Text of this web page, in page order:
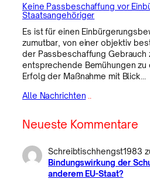
Keine Passbeschaffung vor
Staatsangehöriger
Es ist für einen
zumutbar, von einer objektiv
der Passbeschaffung Gebrauch
entsprechende Bemühungen
Erfolg der Maßnahme mit Blick…
Alle Nachrichten
Neueste Kommentare
Schreibtischhengst1983
Bindungswirkung der
anderem EU-Staat?